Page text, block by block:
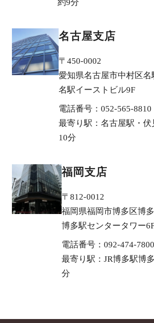
約9分
名古屋支店
〒450-0002
愛知県名古屋市中村区名
名駅イーストビル9F
電話番号：052-565-8810
最寄り駅：名古屋駅・
10分
福岡支店
〒812-0012
福岡県福岡市博多区博
博多駅センタータワー
電話番号：092-474-7800
最寄り駅：JR博多駅博
分